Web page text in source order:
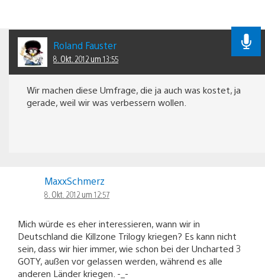
Roland Fauster
8. Okt. 2012 um 13:55
Wir machen diese Umfrage, die ja auch was kostet, ja
gerade, weil wir was verbessern wollen.
MaxxSchmerz
8. Okt. 2012 um 12:57
Mich würde es eher interessieren, wann wir in
Deutschland die Killzone Trilogy kriegen? Es kann nicht
sein, dass wir hier immer, wie schon bei der Uncharted 3
GOTY, außen vor gelassen werden, während es alle
anderen Länder kriegen. -_-